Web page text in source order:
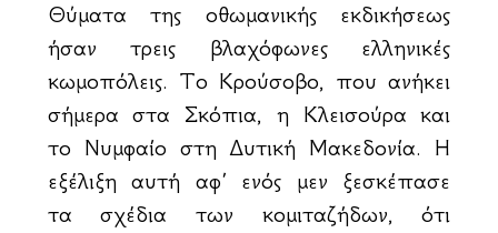
Θύματα της οθωμανικής εκδικήσεως
ήσαν τρεις βλαχόφωνες ελληνικές
κωμοπόλεις. Το Κρούσοβο, που ανήκει
σήμερα στα Σκόπια, η Κλεισούρα και
το Νυμφαίο στη Δυτική Μακεδονία. Η
εξέλιξη αυτή αφ’ ενός μεν ξεσκέπασε
τα σχέδια των κομιταζήδων, ότι